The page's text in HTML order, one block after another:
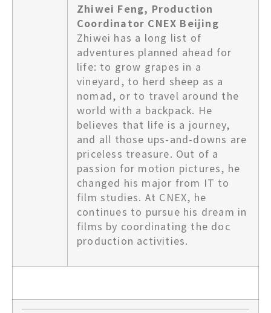
Zhiwei Feng, Production
Coordinator CNEX Beijing
Zhiwei has a long list of
adventures planned ahead for
life: to grow grapes in a
vineyard, to herd sheep as a
nomad, or to travel around the
world with a backpack. He
believes that life is a journey,
and all those ups-and-downs are
priceless treasure. Out of a
passion for motion pictures, he
changed his major from IT to
film studies. At CNEX, he
continues to pursue his dream in
films by coordinating the doc
production activities.